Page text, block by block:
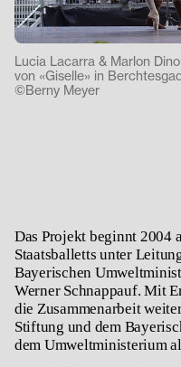
Lucia Lacarra & Marlon
von «Giselle» in
©Berny Meyer
Das Projekt beginnt 2004
Staatsballetts unter
Bayerischen
Werner Schnappauf. Mit
die Zusammenarbeit
Stiftung und dem
dem Umweltministerium